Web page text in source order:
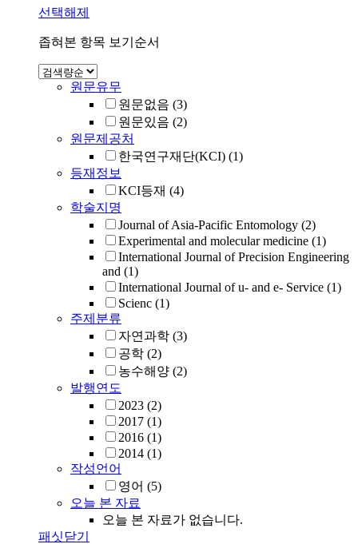
선택해제
좁혀본 항목 보기순서
원문유무
원문없음 (3)
원문있음 (2)
원문제공처
한국연구재단(KCI) (1)
등재정보
KCI등재 (4)
학술지명
Journal of Asia-Pacific Entomology (2)
Experimental and molecular medicine (1)
International Journal of Precision Engineering
and (1)
International Journal of u- and e- Service (1)
Scienc (1)
주제분류
자연과학 (3)
공학 (2)
농수해양 (2)
발행연도
2023 (2)
2017 (1)
2016 (1)
2014 (1)
작성언어
영어 (5)
오늘 본 자료
오늘 본 자료가 없습니다.
패싯닫기